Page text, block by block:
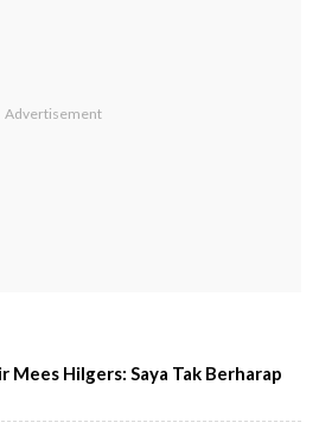
Mees Hilgers: Saya Tak Berharap